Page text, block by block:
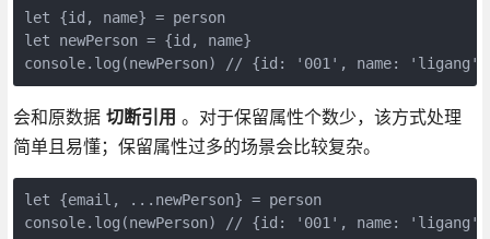
let {id, name} = person
let newPerson = {id, name}
console.log(newPerson) // {id: '001', name: 'ligang'}
会和原数据 切断引用 。对于保留属性个数少，该方式处理
简单且易懂；保留属性过多的场景会比较复杂。
let {email, ...newPerson} = person
console.log(newPerson) // {id: '001', name: 'ligang'}